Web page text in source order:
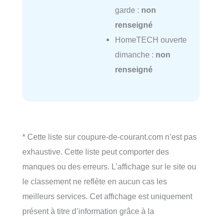
garde : non
renseigné
HomeTECH ouverte
dimanche : non
renseigné
* Cette liste sur coupure-de-courant.com n’est pas
exhaustive. Cette liste peut comporter des
manques ou des erreurs. L’affichage sur le site ou
le classement ne reflète en aucun cas les
meilleurs services. Cet affichage est uniquement
présent à titre d’information grâce à la